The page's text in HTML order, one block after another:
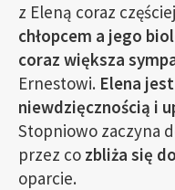
z Eleną coraz
chłopcem a jego
coraz większa
Ernestowi. Elena
niewdzięcznością i
Stopniowo zaczyna
przez co zbliża się
oparcie.